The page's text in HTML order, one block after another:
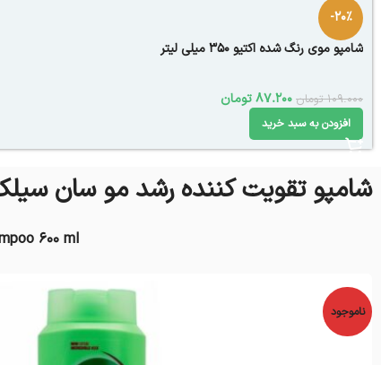
-20%
شامپو موی رنگ شده اکتیو 350 میلی لیتر
109.000 تومان 87.200تومان
افزودن به سبد خرید
شامپو تقویت کننده رشد مو سان سیلک 600
600 ml
ناموجود